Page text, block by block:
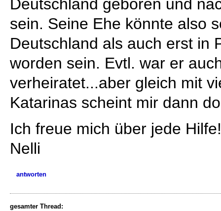
Deutschland geboren und
sein. Seine Ehe könnte also
Deutschland als auch erst in
worden sein. Evtl. war er
verheiratet...aber gleich mit
Katarinas scheint mir dann
Ich freue mich über jede Hilfe!
Nelli
antworten
gesamter Thread: